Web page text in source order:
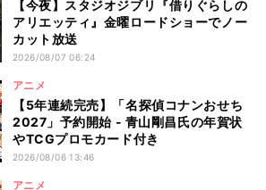
【今夜】スタジオジブリ『借りぐらしの
アリエッティ』金曜ロードショーでノー
カット放送
2026/08/07 06:24
アニメ
【5年連続完売】「名探偵コナンおせち
2027」予約開始 - 青山剛昌氏の年賀状
やTCGプロモカード付き
2026/08/06 13:46
アニメ